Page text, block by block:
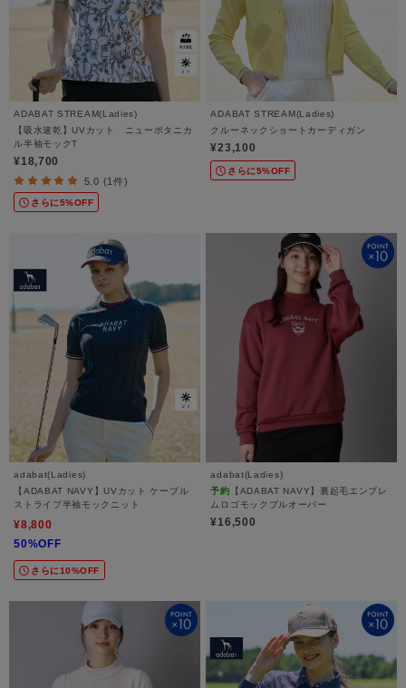
ADABAT STREAM(Ladies)
【吸水速乾】UVカット ニューボタニカ
ル半袖モックT
¥18,700
5.0 (1件)
さらに5%OFF
ADABAT STREAM(Ladies)
クルーネックショートカーディガン
¥23,100
さらに5%OFF
adabat(Ladies)
【ADABAT NAVY】UVカット ケーブル
ストライプ半袖モックニット
¥8,800
50%OFF
さらに10%OFF
adabat(Ladies)
予約 【ADABAT NAVY】裏起毛エンブレ
ムロゴモックプルオーバー
¥16,500